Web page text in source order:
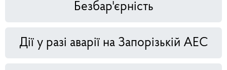
Безбар'єрність
Дії у разі аварії на Запорізькій АЕС